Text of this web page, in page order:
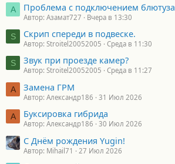
А Проблема с подключением блютуза
Автор: Азамат727 Вчера в 13:30
S Скрип спереди в подвеске.
Автор: Stroitel20052005 Среда в 11:30
S Звук при проезде камер?
Автор: Stroitel20052005 Среда в 11:27
А Замена ГРМ
Автор: Александр186 31 Июл 2026
А Буксировка гибрида
Автор: Александр186 30 Июл 2026
С Днём рождения Yugin!
Автор: Mihail71 27 Июл 2026